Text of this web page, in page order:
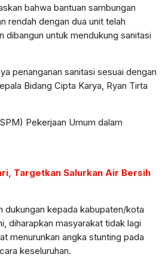
bahwa bantuan sambungan
rendah dengan dua unit telah
dibangun untuk mendukung sanitasi
penanganan sanitasi sesuai dengan
Bidang Cipta Karya, Ryan Tirta
Pekerjaan Umum dalam
Targetkan Salurkan Air Bersih
dukungan kepada kabupaten/kota
diharapkan masyarakat tidak lagi
menurunkan angka stunting pada
keseluruhan.